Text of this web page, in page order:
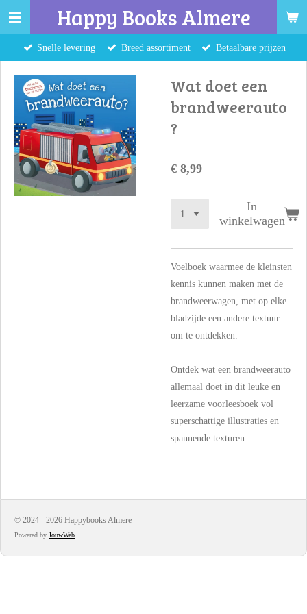
Ga
naar
hoofdinhoud
Happy Books Almere
Snelle levering Breed assortiment Betaalbare prijzen
Wat doet een
brandweerauto
?
€ 8,99
In
winkelwagen
Voelboek waarmee de kleinsten
kennis kunnen maken met de
brandweerwagen, met op elke
bladzijde een andere textuur
om te ontdekken.
Ontdek wat een brandweerauto
allemaal doet in dit leuke en
leerzame voorleesboek vol
superschattige illustraties en
spannende texturen.
© 2024 - 2026 Happybooks Almere
Powered by JouwWeb